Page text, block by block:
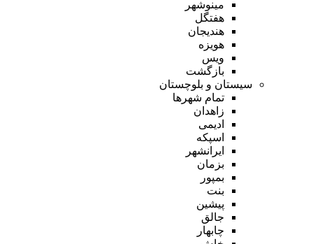
مینوشهر
هفتگل
هندیجان
هویزه
ویس
بازگشت
سیستان و بلوچستان
تمام شهر‌ها
زاهدان
ادیمی
اسپکه
ایرانشهر
بزمان
بمپور
بنت
پیشین
جالق
چابهار